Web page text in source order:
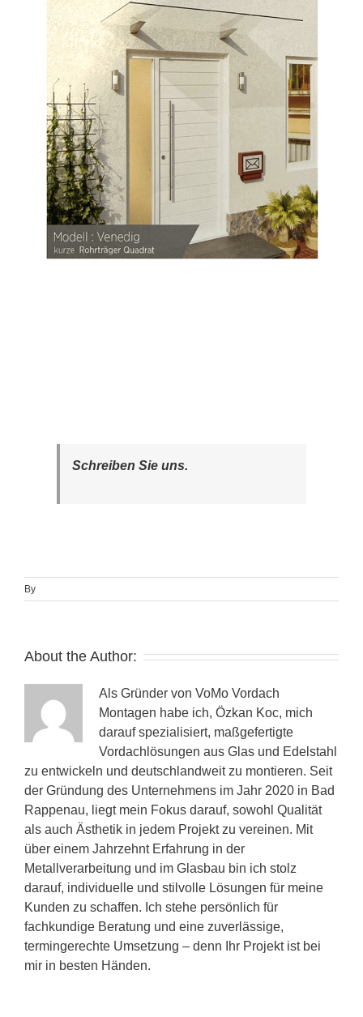
Schreiben Sie uns.
By
About the Author:
Als Gründer von VoMo Vordach
Montagen habe ich, Özkan Koc, mich
darauf spezialisiert, maßgefertigte
Vordachlösungen aus Glas und Edelstahl
zu entwickeln und deutschlandweit zu montieren. Seit
der Gründung des Unternehmens im Jahr 2020 in Bad
Rappenau, liegt mein Fokus darauf, sowohl Qualität
als auch Ästhetik in jedem Projekt zu vereinen. Mit
über einem Jahrzehnt Erfahrung in der
Metallverarbeitung und im Glasbau bin ich stolz
darauf, individuelle und stilvolle Lösungen für meine
Kunden zu schaffen. Ich stehe persönlich für
fachkundige Beratung und eine zuverlässige,
termingerechte Umsetzung – denn Ihr Projekt ist bei
mir in besten Händen.